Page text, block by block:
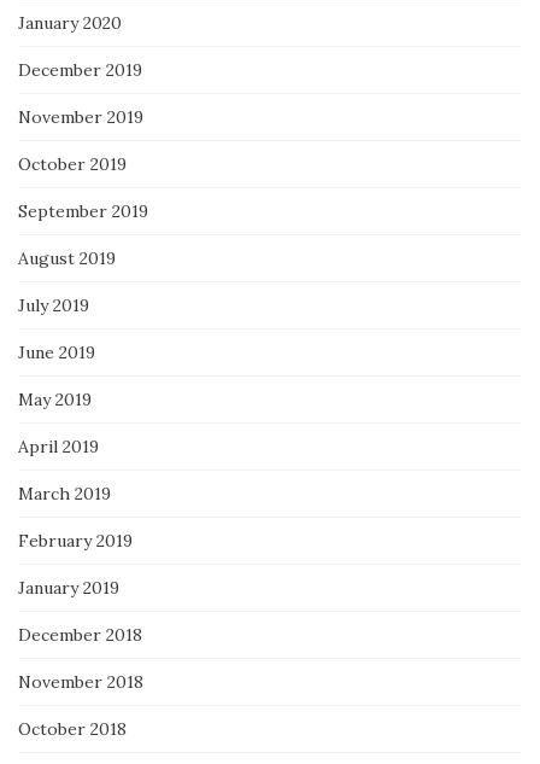
January 2020
December 2019
November 2019
October 2019
September 2019
August 2019
July 2019
June 2019
May 2019
April 2019
March 2019
February 2019
January 2019
December 2018
November 2018
October 2018